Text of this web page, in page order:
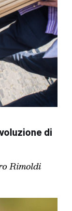
di
Rimoldi